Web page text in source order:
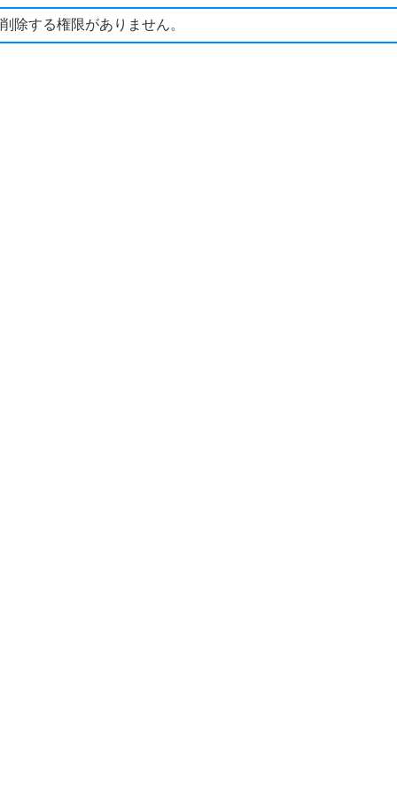
削除する権限がありません。